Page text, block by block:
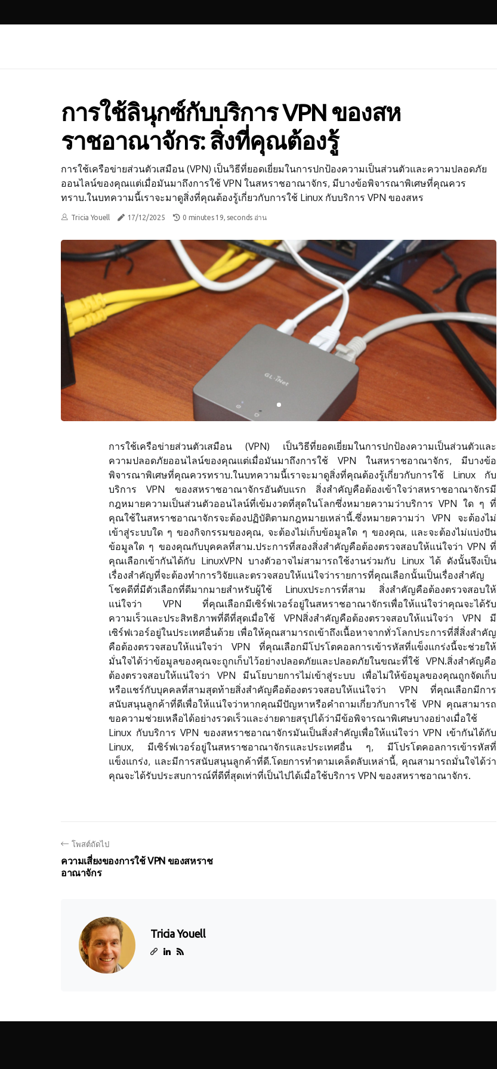
การใช้ลินุกซ์กับบริการ VPN ของสห
ราชอาณาจักร: สิ่งที่คุณต้องรู้
การใช้เครือข่ายส่วนตัวเสมือน (VPN) เป็นวิธีที่ยอดเยี่ยมในการปกป้องความเป็นส่วนตัวและความปลอดภัย
ออนไลน์ของคุณแต่เมื่อมันมาถึงการใช้ VPN ในสหราชอาณาจักร, มีบางข้อพิจารณาพิเศษที่คุณควร
ทราบ.ในบทความนี้เราจะมาดูสิ่งที่คุณต้องรู้เกี่ยวกับการใช้ Linux กับบริการ VPN ของสหร
Tricia Youell 17/12/2025 0 minutes 19, seconds อ่าน
การใช้เครือข่ายส่วนตัวเสมือน (VPN) เป็นวิธีที่ยอดเยี่ยมในการปกป้องความเป็นส่วนตัวและ
ความปลอดภัยออนไลน์ของคุณแต่เมื่อมันมาถึงการใช้ VPN ในสหราชอาณาจักร, มีบางข้อ
พิจารณาพิเศษที่คุณควรทราบ.ในบทความนี้เราจะมาดูสิ่งที่คุณต้องรู้เกี่ยวกับการใช้ Linux กับ
บริการ VPN ของสหราชอาณาจักรอันดับแรก สิ่งสำคัญคือต้องเข้าใจว่าสหราชอาณาจักรมี
กฎหมายความเป็นส่วนตัวออนไลน์ที่เข้มงวดที่สุดในโลกซึ่งหมายความว่าบริการ VPN ใด ๆ ที่
คุณใช้ในสหราชอาณาจักรจะต้องปฏิบัติตามกฎหมายเหล่านี้.ซึ่งหมายความว่า VPN จะต้องไม่
เข้าสู่ระบบใด ๆ ของกิจกรรมของคุณ, จะต้องไม่เก็บข้อมูลใด ๆ ของคุณ, และจะต้องไม่แบ่งปัน
ข้อมูลใด ๆ ของคุณกับบุคคลที่สาม.ประการที่สองสิ่งสำคัญคือต้องตรวจสอบให้แน่ใจว่า VPN ที่
คุณเลือกเข้ากันได้กับ LinuxVPN บางตัวอาจไม่สามารถใช้งานร่วมกับ Linux ได้ ดังนั้นจึงเป็น
เรื่องสำคัญที่จะต้องทำการวิจัยและตรวจสอบให้แน่ใจว่ารายการที่คุณเลือกนั้นเป็นเรื่องสำคัญ
โชคดีที่มีตัวเลือกที่ดีมากมายสำหรับผู้ใช้ Linuxประการที่สาม สิ่งสำคัญคือต้องตรวจสอบให้
แน่ใจว่า VPN ที่คุณเลือกมีเซิร์ฟเวอร์อยู่ในสหราชอาณาจักรเพื่อให้แน่ใจว่าคุณจะได้รับ
ความเร็วและประสิทธิภาพที่ดีที่สุดเมื่อใช้ VPNสิ่งสำคัญคือต้องตรวจสอบให้แน่ใจว่า VPN มี
เซิร์ฟเวอร์อยู่ในประเทศอื่นด้วย เพื่อให้คุณสามารถเข้าถึงเนื้อหาจากทั่วโลกประการที่สี่สิ่งสำคัญ
คือต้องตรวจสอบให้แน่ใจว่า VPN ที่คุณเลือกมีโปรโตคอลการเข้ารหัสที่แข็งแกร่งนี้จะช่วยให้
มั่นใจได้ว่าข้อมูลของคุณจะถูกเก็บไว้อย่างปลอดภัยและปลอดภัยในขณะที่ใช้ VPN.สิ่งสำคัญคือ
ต้องตรวจสอบให้แน่ใจว่า VPN มีนโยบายการไม่เข้าสู่ระบบ เพื่อไม่ให้ข้อมูลของคุณถูกจัดเก็บ
หรือแชร์กับบุคคลที่สามสุดท้ายสิ่งสำคัญคือต้องตรวจสอบให้แน่ใจว่า VPN ที่คุณเลือกมีการ
สนับสนุนลูกค้าที่ดีเพื่อให้แน่ใจว่าหากคุณมีปัญหาหรือคำถามเกี่ยวกับการใช้ VPN คุณสามารถ
ขอความช่วยเหลือได้อย่างรวดเร็วและง่ายดายสรุปได้ว่ามีข้อพิจารณาพิเศษบางอย่างเมื่อใช้
Linux กับบริการ VPN ของสหราชอาณาจักรมันเป็นสิ่งสำคัญเพื่อให้แน่ใจว่า VPN เข้ากันได้กับ
Linux, มีเซิร์ฟเวอร์อยู่ในสหราชอาณาจักรและประเทศอื่น ๆ, มีโปรโตคอลการเข้ารหัสที่
แข็งแกร่ง, และมีการสนับสนุนลูกค้าที่ดี.โดยการทำตามเคล็ดลับเหล่านี้, คุณสามารถมั่นใจได้ว่า
คุณจะได้รับประสบการณ์ที่ดีที่สุดเท่าที่เป็นไปได้เมื่อใช้บริการ VPN ของสหราชอาณาจักร.
โพสต์ถัดไป
ความเสี่ยงของการใช้ VPN ของสหราช
อาณาจักร
Tricia Youell